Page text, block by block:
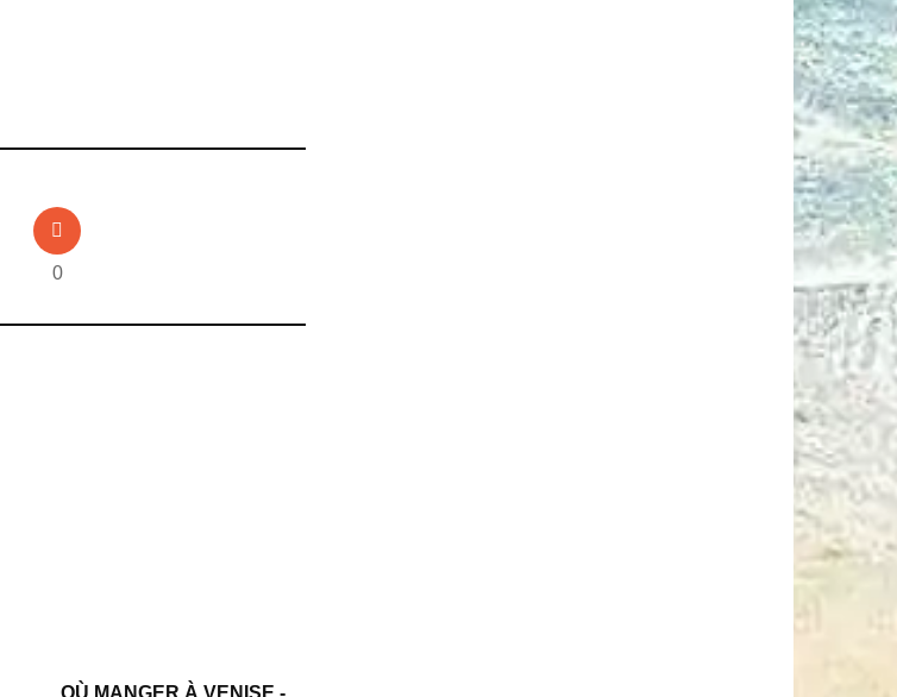
0
OÙ MANGER À VENISE -